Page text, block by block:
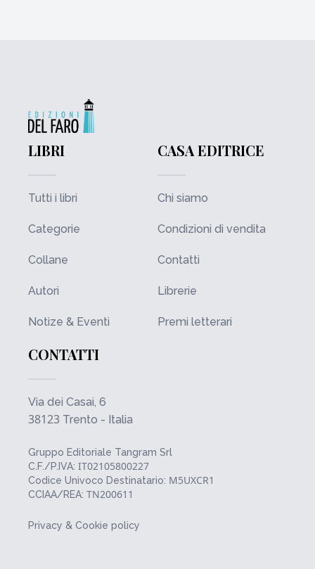
LIBRI
Tutti i libri
Categorie
Collane
Autori
Notize & Eventi
CASA EDITRICE
Chi siamo
Condizioni di vendita
Contatti
Librerie
Premi letterari
CONTATTI
Via dei Casai, 6
38123 Trento - Italia
Gruppo Editoriale Tangram Srl
C.F./P.IVA: IT02105800227
Codice Univoco Destinatario: M5UXCR1
CCIAA/REA: TN200611
Privacy & Cookie policy